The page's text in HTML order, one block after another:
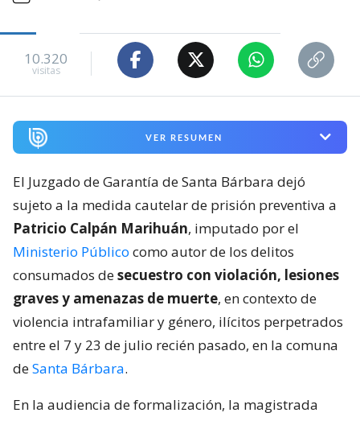
10.320
visitas
VER RESUMEN
El Juzgado de Garantía de Santa Bárbara dejó
sujeto a la medida cautelar de prisión preventiva a
Patricio Calpán Marihuán, imputado por el
Ministerio Público como autor de los delitos
consumados desecuestro con violación, lesiones
graves y amenazas de muerte, en contexto de
violencia intrafamiliar y género, ilícitos perpetrados
entre el 7 y 23 de julio recién pasado, en la comuna
deSanta Bárbara.
En la audiencia de formalización, la magistrada